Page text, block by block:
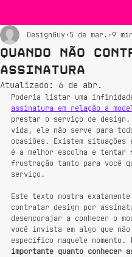
Quando Não
Assinatura
DesignGuy 5 de mar. 9
Atualizado: 6 de abr.
Poderia listar uma
assinatura em relação a
prestar o serviço de design.
vida, ele não serve para
ocasiões. Existem situações
é a melhor escolha e tentar
frustração tanto para você
serviço.
Este texto mostra exatamente
contratar design por
desencorajar a conhecer o
você invista em algo que
específico naquele momento.
importante quanto conhecer